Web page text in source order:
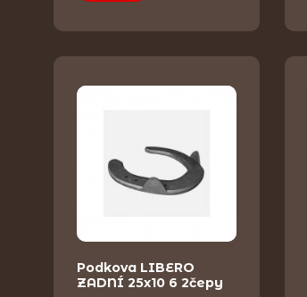
Podkova LIBERO
ZADNÍ 25x10 6 2čepy